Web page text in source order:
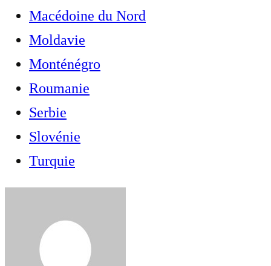
Macédoine du Nord
Moldavie
Monténégro
Roumanie
Serbie
Slovénie
Turquie